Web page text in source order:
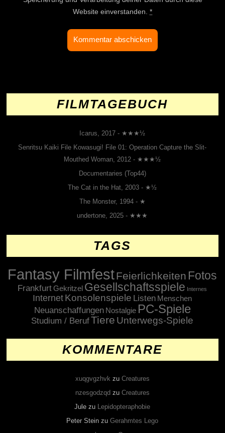
Website einverstanden. *
FILMTAGEBUCH
Icarus, 2017 - ★★★½
Senritsu Kaiki File Kowasugi! File 01: Operation Capture the Slit-
Mouthed Woman, 2012 - ★★★½
Documentaries (Top44)
The Cat in the Hat, 2003 - ★½
The Monster, 1994 - ★
undertone, 2025 - ★★★
TAGS
Fantasy FilmfestFeierlichkeiten Fotos
Frankfurt Gekritzel Gesellschaftsspiele Internes
Internet Konsolenspiele Listen Menschen
Neuanschaffungen Nostalgie PC-Spiele
Studium / BerufTiere Unterwegs-Spiele
KOMMENTARE
xuqgvgzhvk zu Creatures
nzesgodzqd zu Creatures
Jule zu Lepidopteraphobie
Peter Stein zuGerahmtes Lego